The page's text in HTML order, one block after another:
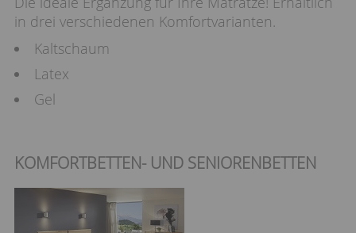
in drei verschiedenen Komfortvarianten.
Kaltschaum
Latex
Gel
KOMFORTBETTEN- UND SENIORENBETTEN